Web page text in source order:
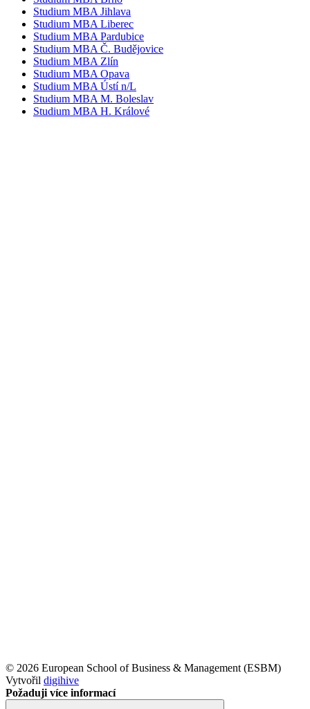
Studium MBA Jihlava
Studium MBA Liberec
Studium MBA Pardubice
Studium MBA Č. Budějovice
Studium MBA Zlín
Studium MBA Opava
Studium MBA Ústí n/L
Studium MBA M. Boleslav
Studium MBA H. Králové
© 2026 European School of Business & Management (ESBM)
Vytvořil digihive
Požaduji více informací